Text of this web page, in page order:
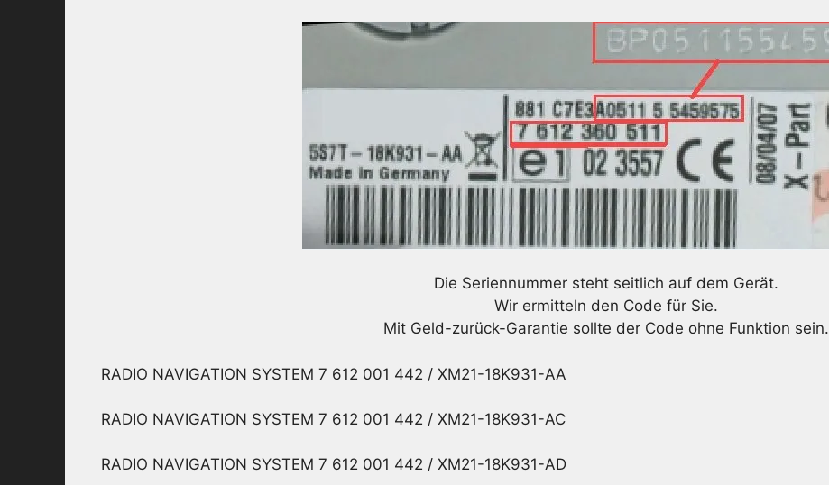
Die Seriennummer steht seitlich auf dem Gerät.
Wir ermitteln den Code für Sie.
Mit Geld-zurück-Garantie sollte der Code ohne Funktion sein.
RADIO NAVIGATION SYSTEM 7 612 001 442 / XM21-18K931-AA
RADIO NAVIGATION SYSTEM 7 612 001 442 / XM21-18K931-AC
RADIO NAVIGATION SYSTEM 7 612 001 442 / XM21-18K931-AD